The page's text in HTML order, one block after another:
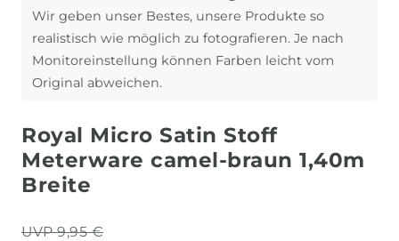
Wir geben unser Bestes, unsere Produkte so
realistisch wie möglich zu fotografieren. Je nach
Monitoreinstellung können Farben leicht vom
Original abweichen.
Royal Micro Satin Stoff
Meterware camel-braun 1,40m
Breite
UVP 9,95 €